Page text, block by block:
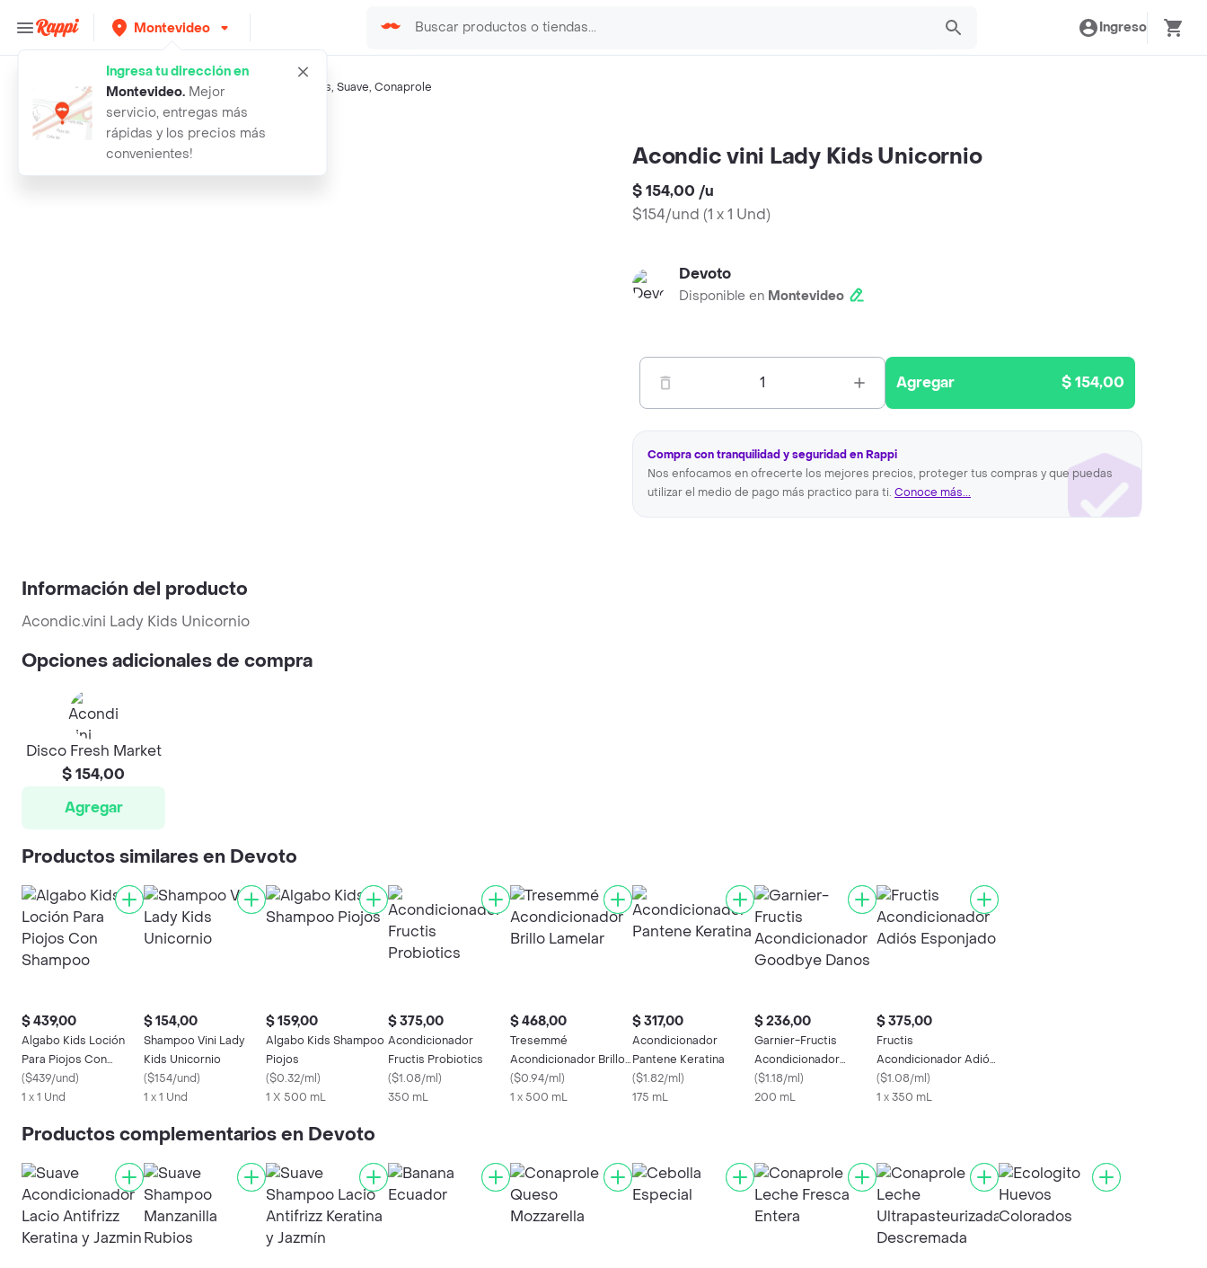
Montevideo
Ingresa tu dirección en
Montevideo. Mejor
servicio, entregas más
rápidas y los precios más
convenientes!
Ingreso
Búsquedas relacionadas:Acondicionador Fructis, Suave, Conaprole
Rappi acondic vini lady kids unicornio
Acondic vini Lady Kids Unicornio
$ 154,00 /u
$154/und (1 x 1 Und)
Devoto
Disponible en Montevideo
1 Agregar $ 154,00
Compra con tranquilidad y seguridad en Rappi
Nos enfocamos en ofrecerte los mejores precios, proteger tus compras y que puedas
utilizar el medio de pago más practico para ti. Conoce más...
Información del producto
Acondic.vini Lady Kids Unicornio
Opciones adicionales de compra
Disco Fresh Market
$ 154,00
Agregar
Productos similares en Devoto
$ 439,00
Algabo Kids Loción
Para Piojos Con
Shampoo
($439/und)
1 x 1 Und
$ 154,00
Shampoo Vini Lady
Kids Unicornio
($154/und)
1 x 1 Und
$ 159,00
Algabo Kids Shampoo
Piojos
($0.32/ml)
1 X 500 mL
$ 375,00
Acondicionador
Fructis Probiotics
($1.08/ml)
350 mL
$ 468,00
Tresemmé
Acondicionador Brillo
Lamelar
($0.94/ml)
1 x 500 mL
$ 317,00
Acondicionador
Pantene Keratina
($1.82/ml)
175 mL
$ 236,00
Garnier-Fructis
Acondicionador
Goodbye Danos
($1.18/ml)
200 mL
$ 375,00
Fructis
Acondicionador Adiós
Esponjado
($1.08/ml)
1 x 350 mL
Productos complementarios en Devoto